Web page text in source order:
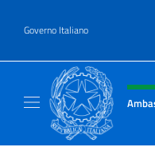
Governo Italiano
Intestazione